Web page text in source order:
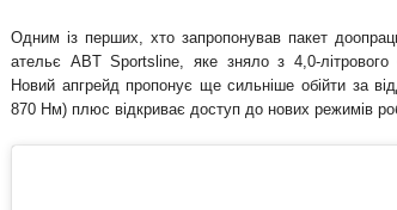
Одним із перших, хто запропонував пакет
ательє ABT Sportsline, яке зняло з 4,0-літрового
Новий апгрейд пропонує ще сильніше обійти за
870 Нм) плюс відкриває доступ до нових режимів